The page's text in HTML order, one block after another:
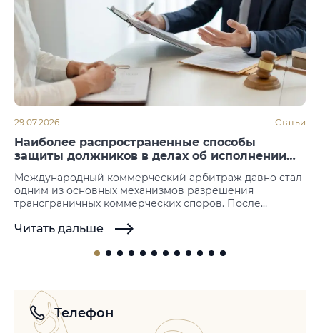
29.07.2026 Статьи
Наиболее распространенные способы
защиты должников в делах об исполнении
Международный коммерческий арбитраж давно стал
одним из основных механизмов разрешения
трансграничных коммерческих споров. После
его принудительное исполнение. Именно на этой
должника, который пытается не допустить или
не предусматривает возможности повторного
рассмотрения спора по существу, однако допускает…
Читать дальше
Телефон